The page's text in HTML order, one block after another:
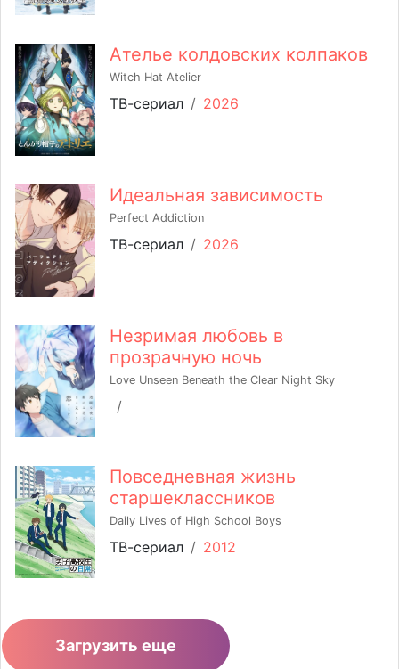
Ателье колдовских колпаков
Witch Hat Atelier
ТВ-сериал / 2026
Идеальная зависимость
Perfect Addiction
ТВ-сериал / 2026
Незримая любовь в
прозрачную ночь
Love Unseen Beneath the Clear Night Sky
/
Повседневная жизнь
старшеклассников
Daily Lives of High School Boys
ТВ-сериал / 2012
Загрузить еще